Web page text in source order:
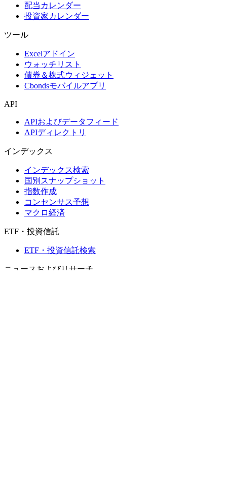
配当カレンダー
投資家カレンダー
ツール
Excelアドイン
ウォッチリスト
債券＆株式ウィジェット
Cbondsモバイルアプリ
API
APIおよびデータフィード
APIディレクトリ
インデックス
インデックス検索
国別スナップショット
指数作成
コンセンサス予想
マクロ経済
ETF・投資信託
ETF・投資信託検索
ニュースおよびリサーチ